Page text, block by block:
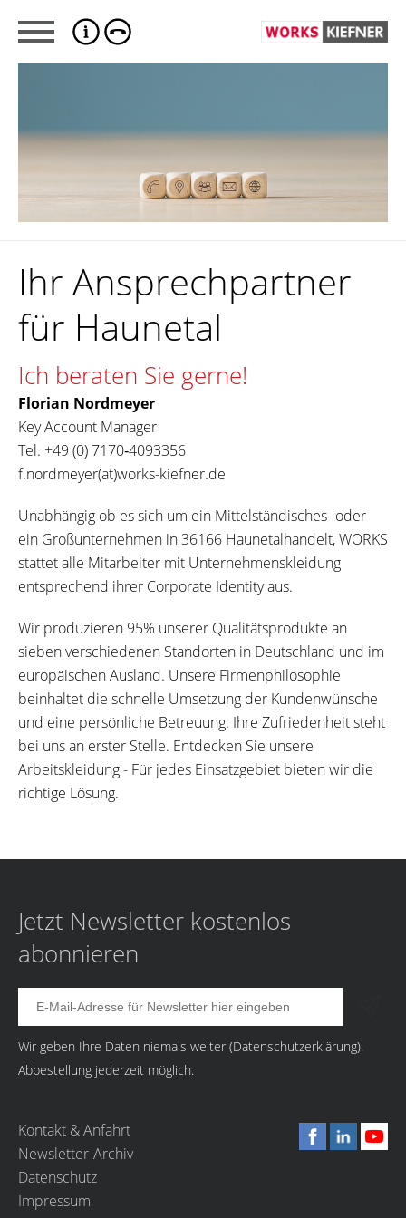
Ihr Ansprechpartner
für Haunetal
Ich beraten Sie gerne!
Florian Nordmeyer
Key Account Manager
Tel. +49 (0) 7170‐4093356
f.nordmeyer(at)works-kiefner.de
Unabhängig ob es sich um ein Mittelständisches- oder
ein Großunternehmen in 36166 Haunetalhandelt, WORKS
stattet alle Mitarbeiter mit Unternehmenskleidung
entsprechend ihrer Corporate Identity aus.
Wir produzieren 95% unserer Qualitätsprodukte an
sieben verschiedenen Standorten in Deutschland und im
europäischen Ausland. Unsere Firmenphilosophie
beinhaltet die schnelle Umsetzung der Kundenwünsche
und eine persönliche Betreuung. Ihre Zufriedenheit steht
bei uns an erster Stelle. Entdecken Sie unsere
Arbeitskleidung - Für jedes Einsatzgebiet bieten wir die
richtige Lösung.
Jetzt Newsletter kostenlos
abonnieren
Wir geben Ihre Daten niemals weiter (Datenschutzerklärung).
Abbestellung jederzeit möglich.
Kontakt & Anfahrt
Newsletter-Archiv
Datenschutz
Impressum